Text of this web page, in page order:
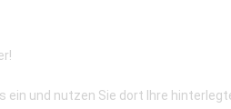
ein und nutzen Sie dort Ihre